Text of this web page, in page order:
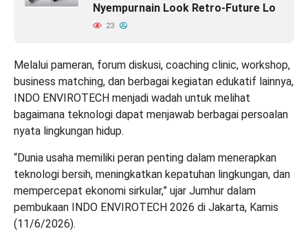
Nyempurnain Look Retro-Future Lo
23
Melalui pameran, forum diskusi, coaching clinic, workshop,
business matching, dan berbagai kegiatan edukatif lainnya,
INDO ENVIROTECH menjadi wadah untuk melihat
bagaimana teknologi dapat menjawab berbagai persoalan
nyata lingkungan hidup.
“Dunia usaha memiliki peran penting dalam menerapkan
teknologi bersih, meningkatkan kepatuhan lingkungan, dan
mempercepat ekonomi sirkular,” ujar Jumhur dalam
pembukaan INDO ENVIROTECH 2026 di Jakarta, Kamis
(11/6/2026).